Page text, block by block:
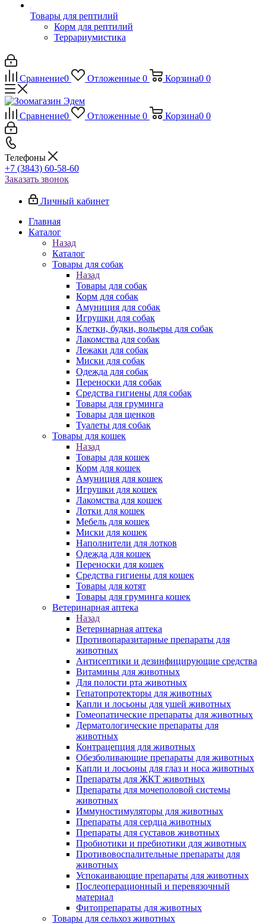
Товары для рептилий
Корм для рептилий
Террариумистика
Сравнение0 Отложенные 0 Корзина0 0
Сравнение0 Отложенные 0 Корзина0 0
Телефоны
+7 (3843) 60-58-60
Заказать звонок
Личный кабинет
Главная
Каталог
Назад
Каталог
Товары для собак
Назад
Товары для собак
Корм для собак
Амуниция для собак
Игрушки для собак
Клетки, будки, вольеры для собак
Лакомства для собак
Лежаки для собак
Миски для собак
Одежда для собак
Переноски для собак
Средства гигиены для собак
Товары для груминга
Товары для щенков
Туалеты для собак
Товары для кошек
Назад
Товары для кошек
Корм для кошек
Амуниция для кошек
Игрушки для кошек
Лакомства для кошек
Лотки для кошек
Мебель для кошек
Миски для кошек
Наполнители для лотков
Одежда для кошек
Переноски для кошек
Средства гигиены для кошек
Товары для котят
Товары для груминга кошек
Ветеринарная аптека
Назад
Ветеринарная аптека
Противопаразитарные препараты для
животных
Антисептики и дезинфицирующие средства
Витамины для животных
Для полости рта животных
Гепатопротекторы для животных
Капли и лосьоны для ушей животных
Гомеопатические препараты для животных
Дерматологические препараты для
животных
Контрацепция для животных
Обезболивающие препараты для животных
Капли и лосьоны для глаз и носа животных
Препараты для ЖКТ животных
Препараты для мочеполовой системы
животных
Иммуностимуляторы для животных
Препараты для сердца животных
Препараты для суставов животных
Пробиотики и пребиотики для животных
Противовоспалительные препараты для
животных
Успокаивающие препараты для животных
Послеоперационный и перевязочный
материал
Фитопрепараты для животных
Товары для сельхоз животных